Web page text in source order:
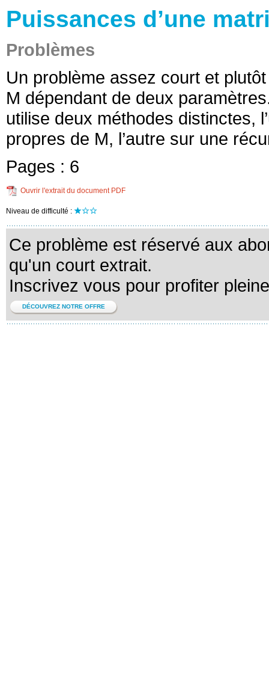
Puissances d’une
Problèmes
Un problème assez court et
M dépendant de deux
utilise deux méthodes distinctes,
propres de M, l’autre sur une
Pages : 6
Ouvrir l'extrait du document PDF
Niveau de difficulté :
Ce problème est réservé aux
qu'un court extrait.
Inscrivez vous pour profiter
DÉCOUVREZ NOTRE OFFRE